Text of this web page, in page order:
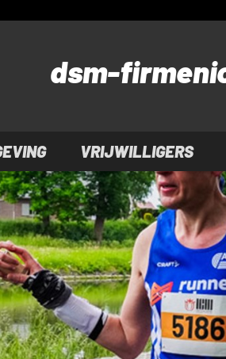
dsm-
VRIJWILLIGERS